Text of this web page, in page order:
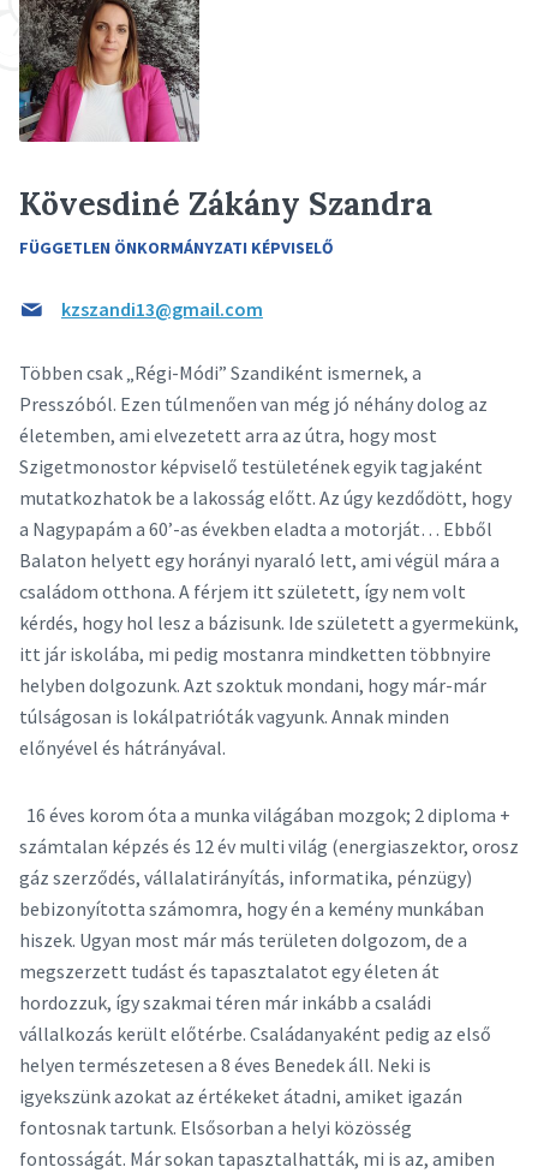
Kövesdiné Zákány Szandra
FÜGGETLEN ÖNKORMÁNYZATI KÉPVISELŐ
kzszandi13@gmail.com
Többen csak „Régi-Módi” Szandiként ismernek, a
Presszóból. Ezen túlmenően van még jó néhány dolog az
életemben, ami elvezetett arra az útra, hogy most
Szigetmonostor képviselő testületének egyik tagjaként
mutatkozhatok be a lakosság előtt. Az úgy kezdődött, hogy
a Nagypapám a 60’-as években eladta a motorját… Ebből
Balaton helyett egy horányi nyaraló lett, ami végül mára a
családom otthona. A férjem itt született, így nem volt
kérdés, hogy hol lesz a bázisunk. Ide született a gyermekünk,
itt jár iskolába, mi pedig mostanra mindketten többnyire
helyben dolgozunk. Azt szoktuk mondani, hogy már-már
túlságosan is lokálpatrióták vagyunk. Annak minden
előnyével és hátrányával.
16 éves korom óta a munka világában mozgok; 2 diploma +
számtalan képzés és 12 év multi világ (energiaszektor, orosz
gáz szerződés, vállalatirányítás, informatika, pénzügy)
bebizonyította számomra, hogy én a kemény munkában
hiszek. Ugyan most már más területen dolgozom, de a
megszerzett tudást és tapasztalatot egy életen át
hordozzuk, így szakmai téren már inkább a családi
vállalkozás került előtérbe. Családanyaként pedig az első
helyen természetesen a 8 éves Benedek áll. Neki is
igyekszünk azokat az értékeket átadni, amiket igazán
fontosnak tartunk. Elsősorban a helyi közösség
fontosságát. Már sokan tapasztalhatták, mi is az, amiben